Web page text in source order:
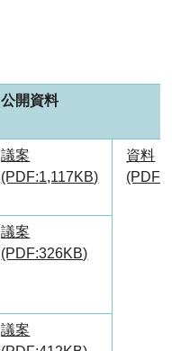
公開資料
議案
(PDF:1,117KB)
資料
議案
(PDF:326KB)
議案